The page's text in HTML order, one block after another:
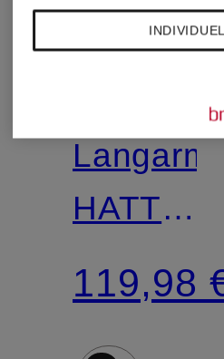
HATTIE
SHIRT
LOOSE
119,98